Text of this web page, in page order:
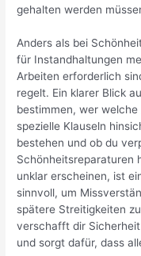
gehalten werden
Anders als bei
für Instandhaltungen
Arbeiten erforderlich
regelt. Ein klarer Blick
bestimmen, wer
spezielle Klauseln
bestehen und ob du
Schönheitsreparaturen
unklar erscheinen, ist
sinnvoll, um
spätere Streitigkeiten
verschafft dir
und sorgt dafür, dass